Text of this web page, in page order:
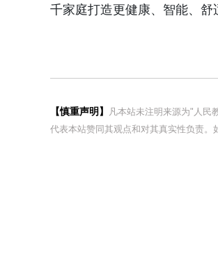
千家庭打造更健康、智能、舒
【慎重声明】
凡本站未注明来源为"人民
代表本站赞同其观点和对其真实性负责